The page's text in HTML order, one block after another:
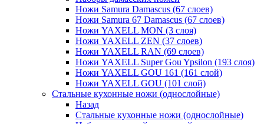
Ножи Samura Damascus (67 слоев)
Ножи Samura 67 Damascus (67 слоев)
Ножи YAXELL MON (3 слоя)
Ножи YAXELL ZEN (37 слоев)
Ножи YAXELL RAN (69 слоев)
Ножи YAXELL Super Gou Ypsilon (193 слоя)
Ножи YAXELL GOU 161 (161 слой)
Ножи YAXELL GOU (101 слой)
Стальные кухонные ножи (однослойные)
Назад
Стальные кухонные ножи (однослойные)